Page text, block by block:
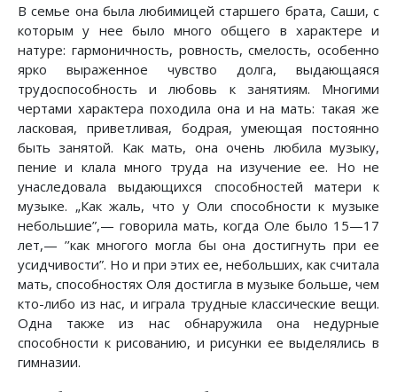
В семье она была любимицей старшего брата, Саши, с
которым у нее было много общего в характере и
натуре: гармоничность, ровность, смелость, особенно
ярко выраженное чувство долга, выдающаяся
трудоспособность и любовь к занятиям. Многими
чертами характера походила она и на мать: такая же
ласковая, приветливая, бодрая, умеющая постоянно
быть занятой. Как мать, она очень любила музыку,
пение и клала много труда на изучение ее. Но не
унаследовала выдающихся способностей матери к
музыке. „Как жаль, что у Оли способности к музыке
небольшие”,— говорила мать, когда Оле было 15—17
лет,— ’’как многого могла бы она достигнуть при ее
усидчивости”. Но и при этих ее, небольших, как считала
мать, способностях Оля достигла в музыке больше, чем
кто-либо из нас, и играла трудные классические вещи.
Одна также из нас обнаружила она недурные
способности к рисованию, и рисунки ее выделялись в
гимназии.